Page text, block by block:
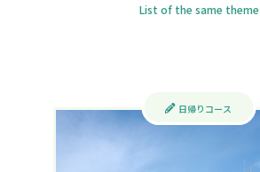
List of the same theme
日帰りコース